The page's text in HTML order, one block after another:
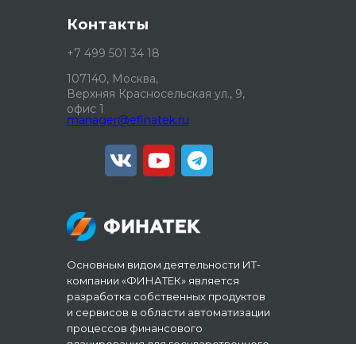
Основным видом деятельности ИТ-
компании «ФИНАТЕК» является
разработка собственных продуктов
и сервисов в области автоматизации
процессов финансового
manager@efinatek.ru
107140, Москва,
Верхняя Красносельская ул., 9,
офис 1
+7 499 501 34 18
Контакты